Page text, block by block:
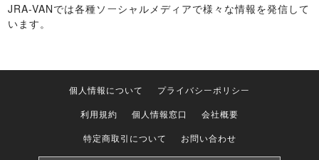
JRA-VANでは各種ソーシャルメディアで様々な情報を発信して
います。
個人情報について
プライバシーポリシー
利用規約
個人情報窓口
会社概要
特定商取引について
お問い合わせ